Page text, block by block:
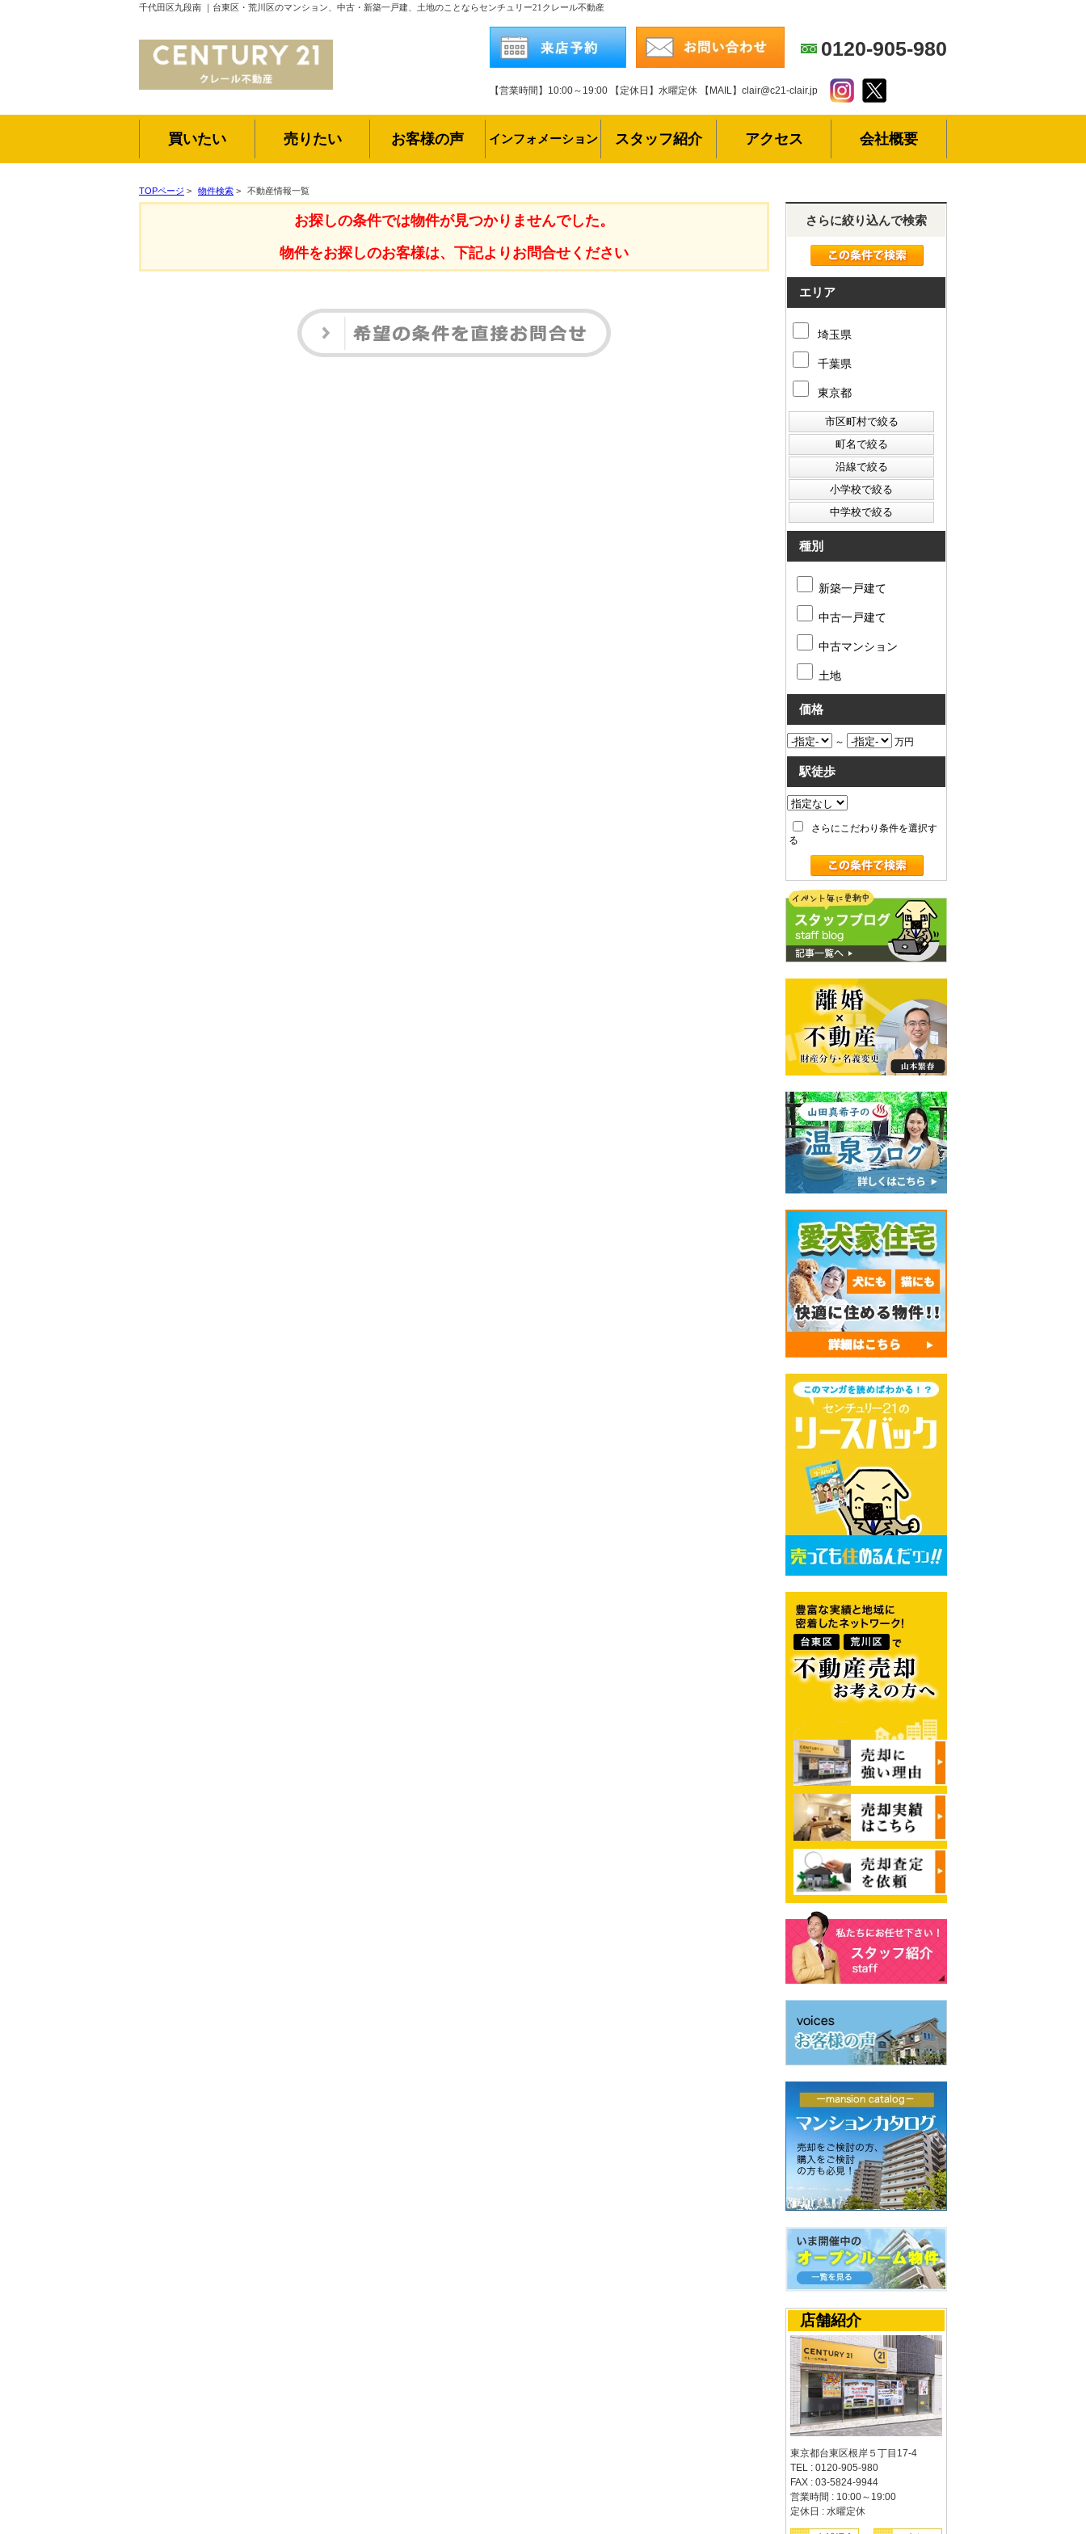
千代田区九段南 ｜台東区・荒川区のマンション、中古・新築一戸建、土地のことならセンチュリー21クレール不動産
0120-905-980
【営業時間】10:00～19:00 【定休日】水曜定休 【MAIL】clair@c21-clair.jp
買いたい 売りたい お客様の声 インフォメーション スタッフ紹介 アクセス 会社概要
TOPページ > 物件検索 > 不動産情報一覧
お探しの条件では物件が見つかりませんでした。
物件をお探しのお客様は、下記よりお問合せください
さらに絞り込んで検索
エリア
埼玉県
千葉県
東京都
種別
新築一戸建て
中古一戸建て
中古マンション
土地
価格
～ 万円
駅徒歩
さらにこだわり条件を選択す
る
店舗紹介
東京都台東区根岸５丁目17-4
TEL : 0120-905-980
FAX : 03-5824-9944
営業時間 : 10:00～19:00
定休日 : 水曜定休